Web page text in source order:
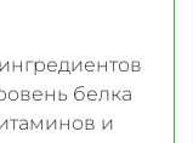
белка
и